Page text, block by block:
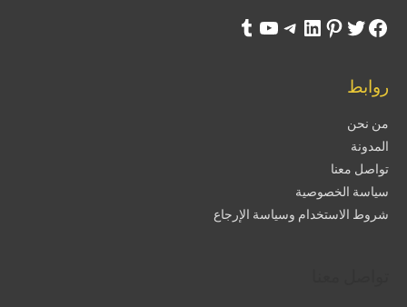
روابط
من نحن
المدونة
تواصل معنا
سياسة الخصوصية
شروط الاستخدام وسياسة الإرجاع